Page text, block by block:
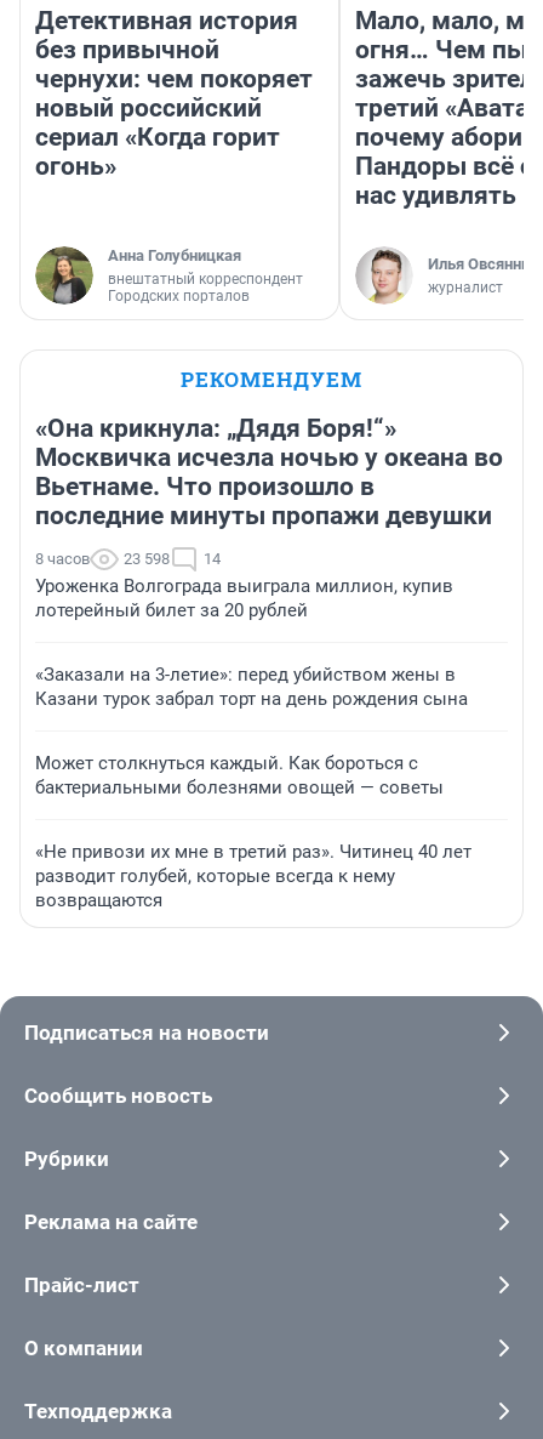
Детективная история
без привычной
чернухи: чем покоряет
новый российский
сериал «Когда горит
огонь»
Анна Голубницкая
внештатный корреспондент
Городских порталов
Мало, мало,
огня… Чем
зажечь
третий
почему
Пандоры всё
нас удивлять
Илья
журналист
РЕКОМЕНДУЕМ
«Она крикнула: „Дядя Боря!“»
Москвичка исчезла ночью у океана во
Вьетнаме. Что произошло в
последние минуты пропажи девушки
8 часов 23 598 14
Уроженка Волгограда выиграла миллион, купив
лотерейный билет за 20 рублей
«Заказали на 3-летие»: перед убийством жены в
Казани турок забрал торт на день рождения сына
Может столкнуться каждый. Как бороться с
бактериальными болезнями овощей — советы
«Не привози их мне в третий раз». Читинец 40 лет
разводит голубей, которые всегда к нему
возвращаются
Подписаться на новости
Сообщить новость
Рубрики
Реклама на сайте
Прайс-лист
О компании
Техподдержка